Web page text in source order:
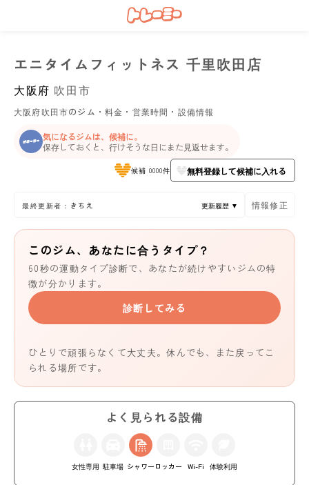
エニタイムフィットネス 千里吹田店
大阪府 吹田市
大阪府吹田市のジム・料金・営業時間・設備情報
気になるジムは、候補に。
保存しておくと、行けそうな日にまた見返せます。
候補 0000件 無料登録して候補に入れる
最終更新者：きちえ 更新履歴 ▼ 情報修正
このジム、あなたに合うタイプ？
60秒の運動タイプ診断で、あなたが続けやすいジムの特
徴が分かります。
診断してみる
ひとりで頑張らなくて大丈夫。休んでも、また戻ってこ
られる場所です。
よく見られる設備
女性専用 駐車場 シャワー ロッカー Wi-Fi 体験利用